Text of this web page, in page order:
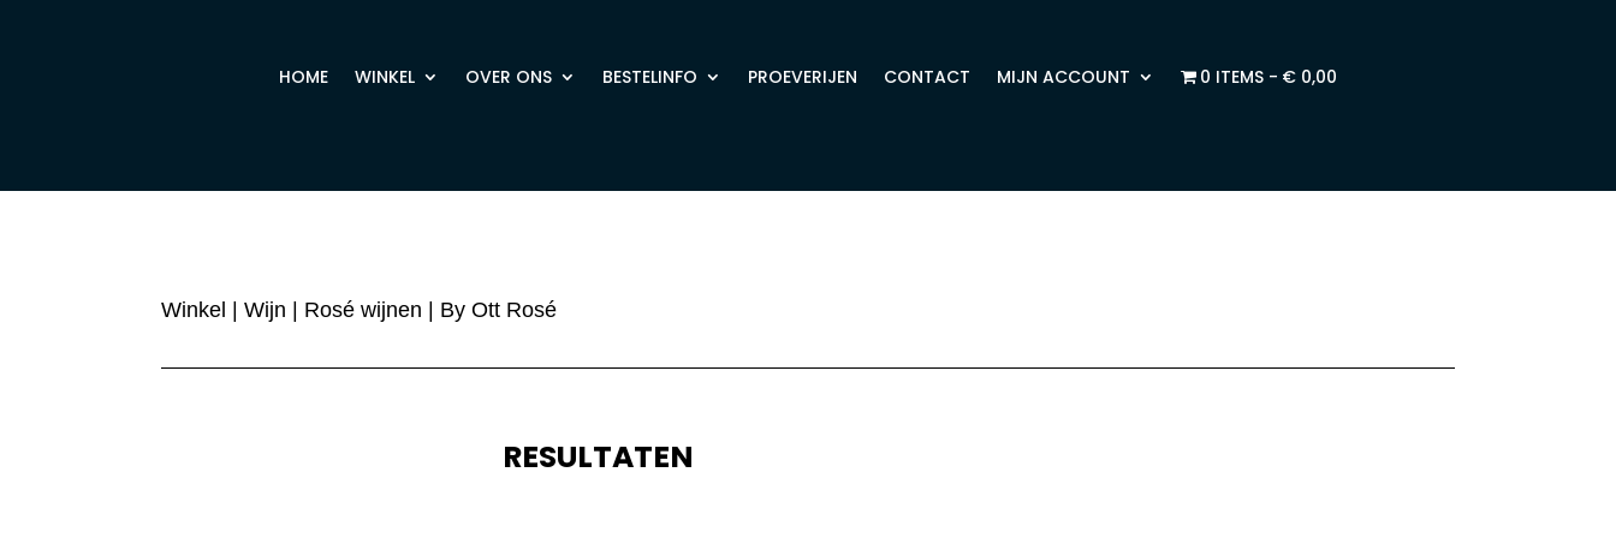
HOME WINKEL OVER ONS BESTELINFO PROEVERIJEN CONTACT MIJN ACCOUNT 0 ITEMS € 0,00
Winkel |Wijn Rosé wijnen | By Ott Rosé
RESULTATEN